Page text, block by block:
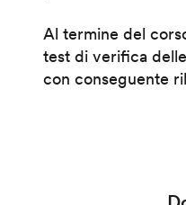
Al termine del
test di verifica
con conseguente